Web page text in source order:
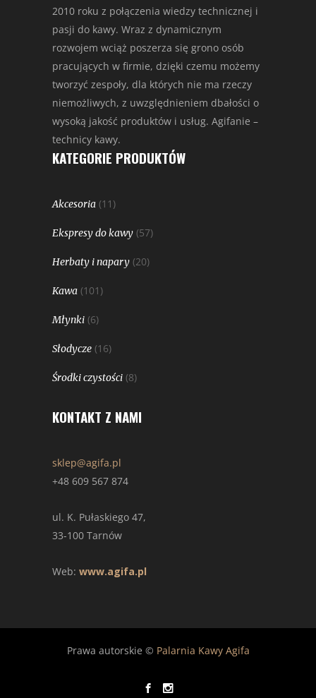
2010 roku z połączenia wiedzy technicznej i
pasji do kawy. Wraz z dynamicznym
rozwojem wciąż poszerza się grono osób
pracujących w firmie, dzięki czemu możemy
tworzyć zespoły, dla których nie ma rzeczy
niemożliwych, z uwzględnieniem dbałości o
wysoką jakość produktów i usług. Agifanie –
technicy kawy.
KATEGORIE PRODUKTÓW
Akcesoria (11)
Ekspresy do kawy (57)
Herbaty i napary (20)
Kawa (101)
Młynki (6)
Słodycze (16)
Środki czystości (8)
KONTAKT Z NAMI
sklep@agifa.pl
+48 609 567 874
ul. K. Pułaskiego 47,
33-100 Tarnów
Web: www.agifa.pl
Prawa autorskie © Palarnia Kawy Agifa